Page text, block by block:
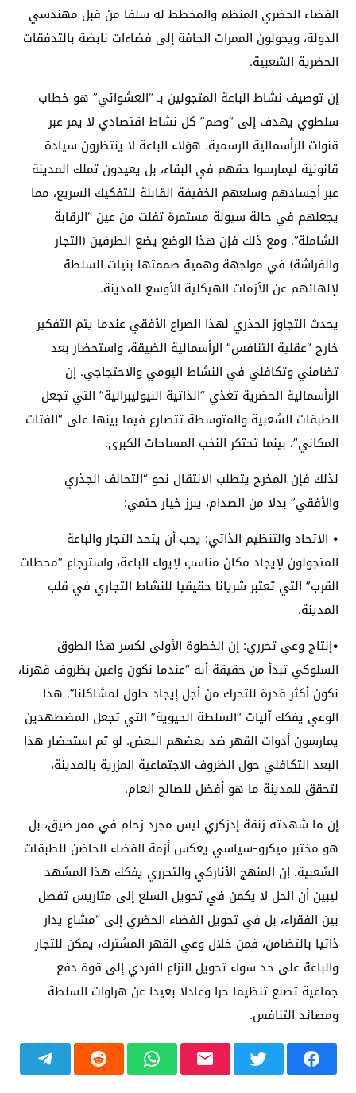
الفضاء الحضري المنظم والمخطط له سلفا من قبل مهندسي
الدولة، ويحولون الممرات الجافة إلى فضاءات نابضة بالتدفقات
الحضرية الشعبية.
إن توصيف نشاط الباعة المتجولين بـ “العشوائي” هو خطاب
سلطوي يهدف إلى “وصم” كل نشاط اقتصادي لا يمر عبر
قنوات الرأسمالية الرسمية. هؤلاء الباعة لا ينتظرون سيادة
قانونية ليمارسوا حقهم في البقاء، بل يعيدون تملك المدينة
عبر أجسادهم وسلعهم الخفيفة القابلة للتفكيك السريع، مما
يجعلهم في حالة سيولة مستمرة تفلت من عين “الرقابة
الشاملة”. ومع ذلك فإن هذا الوضع يضع الطرفين (التجار
والفراشة) في مواجهة وهمية صممتها بنيات السلطة
لإلهائهم عن الأزمات الهيكلية الأوسع للمدينة.
يحدث التجاوز الجذري لهذا الصراع الأفقي عندما يتم التفكير
خارج “عقلية التنافس” الرأسمالية الضيقة، واستحضار بعد
تضامني وتكافلي في النشاط اليومي والاحتجاجي. إن
الرأسمالية الحضرية تغذي “الذاتية النيوليبرالية” التي تجعل
الطبقات الشعبية والمتوسطة تتصارع فيما بينها على “الفتات
المكاني”، بينما تحتكر النخب المساحات الكبرى.
لذلك فإن المخرج يتطلب الانتقال نحو “التحالف الجذري
والأفقي” بدلا من الصدام، يبرز خيار حتمي:
• الاتحاد والتنظيم الذاتي: يجب أن يتحد التجار والباعة
المتجولون لإيجاد مكان مناسب لإيواء الباعة، واسترجاع “محطات
القرب” التي تعتبر شريانا حقيقيا للنشاط التجاري في قلب
المدينة.
•إنتاج وعي تحرري: إن الخطوة الأولى لكسر هذا الطوق
السلوكي تبدأ من حقيقة أنه “عندما نكون واعين بظروف قهرنا،
نكون أكثر قدرة للتحرك من أجل إيجاد حلول لمشاكلنا”. هذا
الوعي يفكك آليات “السلطة الحيوية” التي تجعل المضطهدين
يمارسون أدوات القهر ضد بعضهم البعض. لو تم استحضار هذا
البعد التكافلي حول الظروف الاجتماعية المزرية بالمدينة،
لتحقق للمدينة ما هو أفضل للصالح العام.
إن ما شهدته زنقة إدزكري ليس مجرد زحام في ممر ضيق، بل
هو مختبر ميكرو-سياسي يعكس أزمة الفضاء الحاضن للطبقات
الشعبية. إن المنهج الأناركي والتحرري يفكك هذا المشهد
ليبين أن الحل لا يكمن في تحويل السلع إلى متاريس تفصل
بين الفقراء، بل في تحويل الفضاء الحضري إلى “مشاع يدار
ذاتيا بالتضامن، فمن خلال وعي القهر المشترك، يمكن للتجار
والباعة على حد سواء تحويل النزاع الفردي إلى قوة دفع
جماعية تصنع تنظيما حرا وعادلا بعيدا عن هراوات السلطة
ومصائد التنافس.